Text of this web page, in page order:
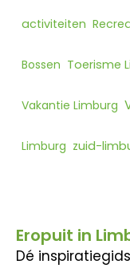
activiteiten
Bossen Toerisme
Vakantie Limburg
Limburg zuid-
Eropuit in
Dé